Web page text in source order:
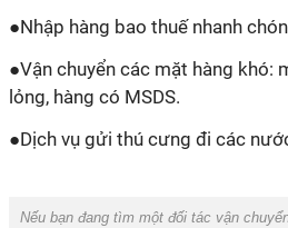
●Nhập hàng bao thuế nhanh
●Vận chuyển các mặt hàng khó:
lỏng, hàng có MSDS.
●Dịch vụ gửi thú cưng đi các
Nếu bạn đang tìm một đối tác vận